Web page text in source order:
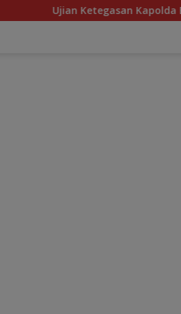
Ketegasan Kapolda Banten: Usut